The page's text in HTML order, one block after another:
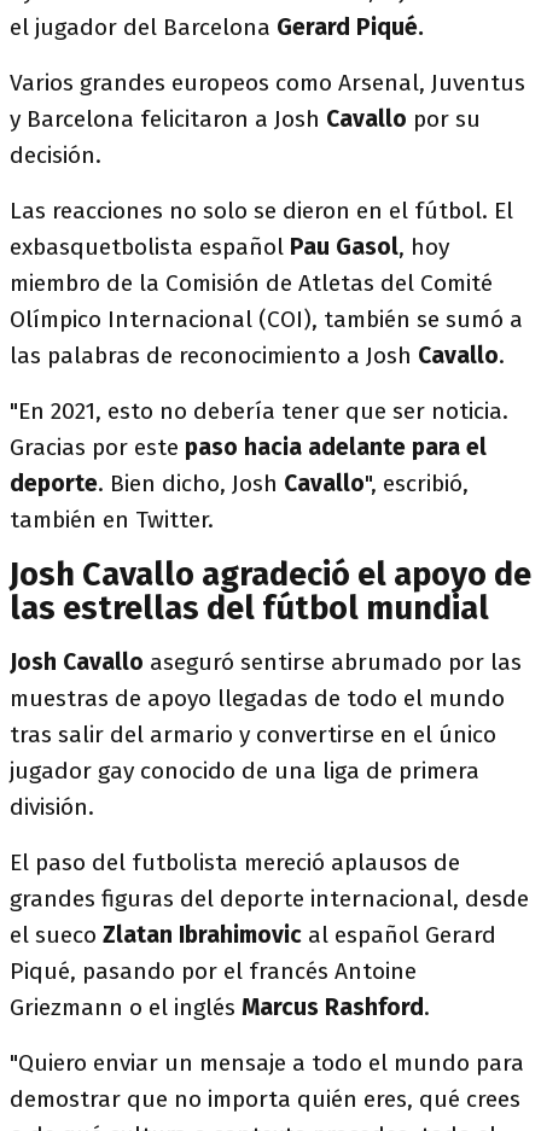
el jugador del Barcelona Gerard Piqué.
Varios grandes europeos como Arsenal, Juventus
y Barcelona felicitaron a Josh Cavallo por su
decisión.
Las reacciones no solo se dieron en el fútbol. El
exbasquetbolista español Pau Gasol, hoy
miembro de la Comisión de Atletas del Comité
Olímpico Internacional (COI), también se sumó a
las palabras de reconocimiento a Josh Cavallo.
"En 2021, esto no debería tener que ser noticia.
Gracias por este paso hacia adelante para el
deporte. Bien dicho, Josh Cavallo", escribió,
también en Twitter.
Josh Cavallo agradeció el apoyo de
las estrellas del fútbol mundial
Josh Cavallo aseguró sentirse abrumado por las
muestras de apoyo llegadas de todo el mundo
tras salir del armario y convertirse en el único
jugador gay conocido de una liga de primera
división.
El paso del futbolista mereció aplausos de
grandes figuras del deporte internacional, desde
el sueco Zlatan Ibrahimovic al español Gerard
Piqué, pasando por el francés Antoine
Griezmann o el inglés Marcus Rashford.
"Quiero enviar un mensaje a todo el mundo para
demostrar que no importa quién eres, qué crees